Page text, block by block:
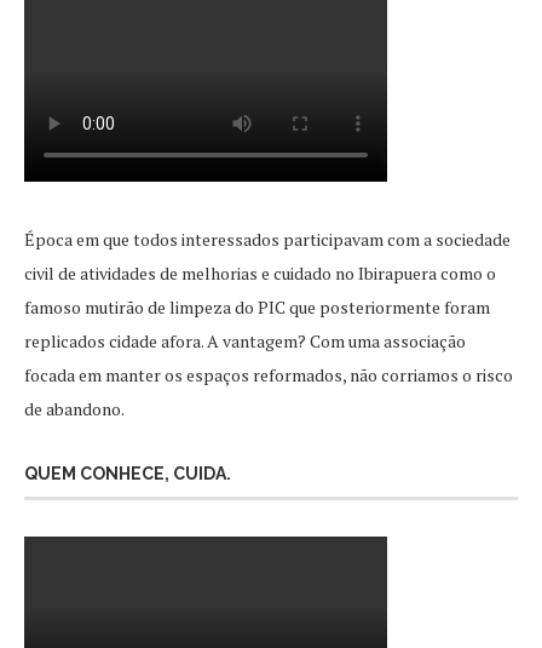
Época em que todos interessados participavam com a sociedade
civil de atividades de melhorias e cuidado no Ibirapuera como o
famoso mutirão de limpeza do PIC que posteriormente foram
replicados cidade afora. A vantagem? Com uma associação
focada em manter os espaços reformados, não corriamos o risco
de abandono.
QUEM CONHECE, CUIDA.